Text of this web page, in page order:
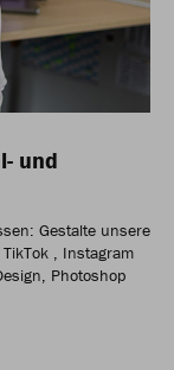
und
Gestalte unsere
, Instagram
Photoshop